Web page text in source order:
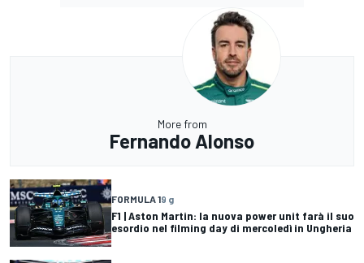
More from
Fernando Alonso
FORMULA 19 g
F1 | Aston Martin: la nuova power unit farà il suo
esordio nel filming day di mercoledì in Ungheria